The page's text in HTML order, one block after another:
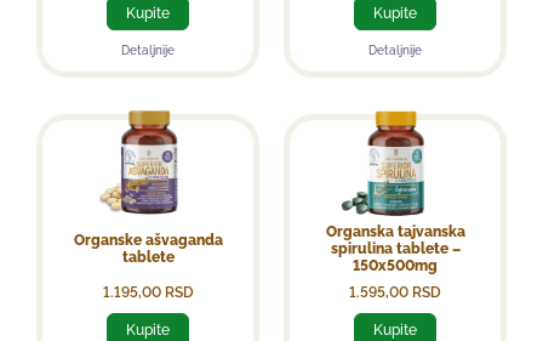
Kupite
Detaljnije
Kupite
Detaljnije
Organske ašvaganda
tablete
1.195,00 RSD
Kupite
Organska tajvanska
spirulina tablete –
150x500mg
1.595,00 RSD
Kupite